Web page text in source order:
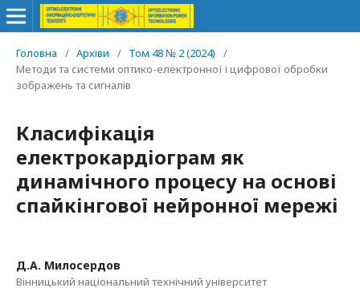
Головна / Архіви / Том 48 № 2 (2024)
/
Методи та системи оптико-електронної і цифрової обробки
зображень та сигналів
Класифікація
електрокардіограм як
динамічного процесу на основі
спайкінгової нейронної мережі
Д.А. Милосердов
Вінницький національний технічний університет